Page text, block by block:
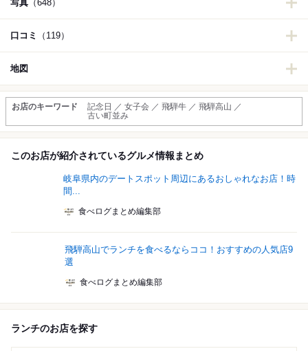
写真 （648）
口コミ （119）
地図
お店のキーワード
記念日 ／ 女子会 ／ 飛騨牛 ／ 飛騨高山 ／
古い町並み
このお店が紹介されているグルメ情報まとめ
岐阜県内のデートスポット周辺にあるおしゃれなお店！時
間...
食べログまとめ編集部
飛騨高山でランチを食べるならココ！おすすめの人気店9
選
食べログまとめ編集部
ランチのお店を探す